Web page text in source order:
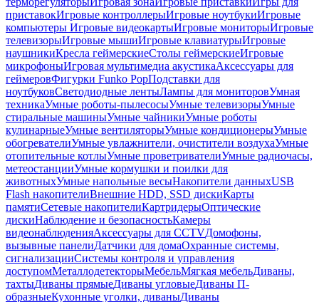
приставокИгровые контроллерыИгровые ноутбукиИгровые
компьютеры Игровые видеокартыИгровые мониторыИгровые
телевизорыИгровые мышиИгровые клавиатурыИгровые
наушникиКресла геймерскиеСтолы геймерскиеИгровые
микрофоныИгровая мультимедиа акустикаАксессуары для
геймеровФигурки Funko PopПодставки для
ноутбуковСветодиодные лентыЛампы для мониторовУмная
техникаУмные роботы-пылесосыУмные телевизорыУмные
стиральные машиныУмные чайникиУмные роботы
кулинарныеУмные вентиляторыУмные кондиционерыУмные
обогревателиУмные увлажнители, очистители воздухаУмные
отопительные котлыУмные проветривателиУмные радиочасы,
метеостанцииУмные кормушки и поилки для
животныхУмные напольные весыНакопители данныхUSB
Flash накопителиВнешние HDD, SSD дискиКарты
памятиСетевые накопителиКартридерыОптические
дискиНаблюдение и безопасностьКамеры
видеонаблюденияАксессуары для CCTVДомофоны,
вызывные панелиДатчики для домаОхранные системы,
сигнализацииСистемы контроля и управления
доступомМеталлодетекторыМебельМягкая мебельДиваны,
тахтыДиваны прямыеДиваны угловыеДиваны П-
образныеКухонные уголки, диваныДиваны